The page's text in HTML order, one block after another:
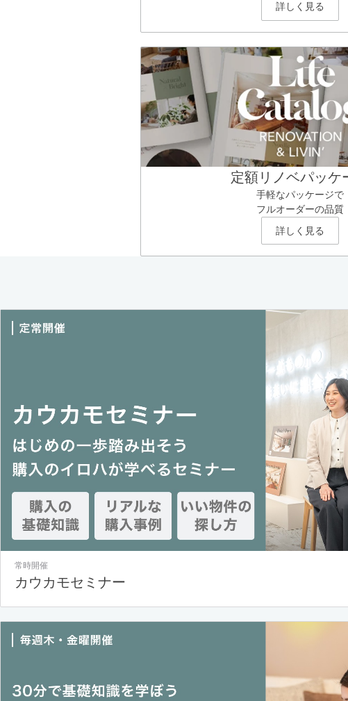
詳しく見る
定額リノベパッケ
手軽なパッケージで
フルオーダーの品質
詳しく見る
常時開催
カウカモセミナー